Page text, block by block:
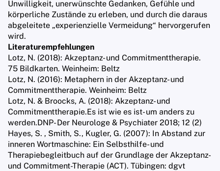
Unwilligkeit, unerwünschte Gedanken, Gefühle und
körperliche Zustände zu erleben, und durch die daraus
abgeleitete „experienzielle Vermeidung“ hervorgerufen
wird.
Literaturempfehlungen
Lotz, N. (2018): Akzeptanz- und Commitmenttherapie.
75 Bildkarten. Weinheim: Beltz
Lotz, N. (2016): Metaphern in der Akzeptanz- und
Commitmenttherapie. Weinheim: Beltz
Lotz, N. & Broocks, A. (2018): Akzeptanz- und
Commitmenttherapie.Es ist wie es ist- um anders zu
werden.DNP- Der Neurologe & Psychiater 2018; 12 (2)
Hayes, S. , Smith, S., Kugler, G. (2007): In Abstand zur
inneren Wortmaschine: Ein Selbsthilfe- und
Therapiebegleitbuch auf der Grundlage der Akzeptanz-
und Commitment-Therapie (ACT). Tübingen: dgvt